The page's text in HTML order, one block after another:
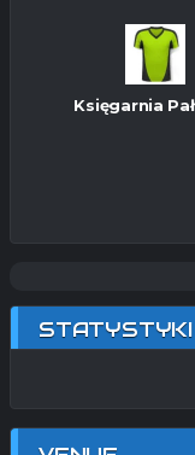
Księgarnia
STATYSTYKI